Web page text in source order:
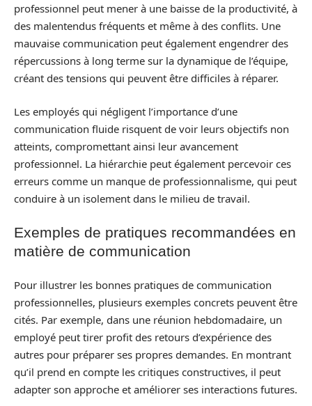
professionnel peut mener à une baisse de la productivité, à
des malentendus fréquents et même à des conflits. Une
mauvaise communication peut également engendrer des
répercussions à long terme sur la dynamique de l’équipe,
créant des tensions qui peuvent être difficiles à réparer.
Les employés qui négligent l’importance d’une
communication fluide risquent de voir leurs objectifs non
atteints, compromettant ainsi leur avancement
professionnel. La hiérarchie peut également percevoir ces
erreurs comme un manque de professionnalisme, qui peut
conduire à un isolement dans le milieu de travail.
Exemples de pratiques recommandées en
matière de communication
Pour illustrer les bonnes pratiques de communication
professionnelles, plusieurs exemples concrets peuvent être
cités. Par exemple, dans une réunion hebdomadaire, un
employé peut tirer profit des retours d’expérience des
autres pour préparer ses propres demandes. En montrant
qu’il prend en compte les critiques constructives, il peut
adapter son approche et améliorer ses interactions futures.